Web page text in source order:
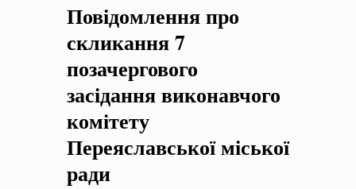
на період 2018 – 2020 роки Оголошення про збір ідей
- 0 Коментарів
Повідомлення про
скликання 7
позачергового
засідання виконавчого
комітету
Переяславської міської
ради